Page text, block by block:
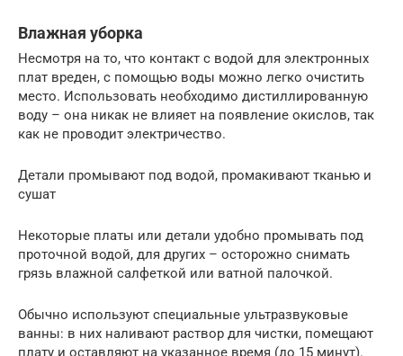
Влажная уборка
Несмотря на то, что контакт с водой для электронных
плат вреден, с помощью воды можно легко очистить
место. Использовать необходимо дистиллированную
воду – она никак не влияет на появление окислов, так
как не проводит электричество.
Детали промывают под водой, промакивают тканью и
сушат
Некоторые платы или детали удобно промывать под
проточной водой, для других – осторожно снимать
грязь влажной салфеткой или ватной палочкой.
Обычно используют специальные ультразвуковые
ванны: в них наливают раствор для чистки, помещают
плату и оставляют на указанное время (до 15 минут).